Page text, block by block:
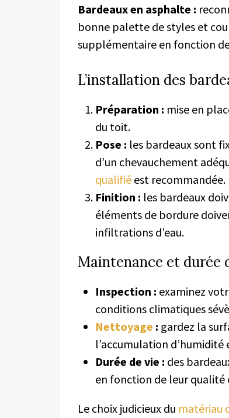
Bardeaux en asphalte :
bonne palette de styles et
supplémentaire en fonction
L’installation des
Préparation : mise en
du toit.
Pose : les bardeaux sont
d’un chevauchement
qualifié est recommandée.
Finition : les bardeaux
éléments de bordure
infiltrations d’eau.
Maintenance et durée
Inspection : examinez
conditions climatiques
Nettoyage : gardez la
l’accumulation d’humidité
Durée de vie : des
en fonction de leur qualité
Le choix judicieux du matériau